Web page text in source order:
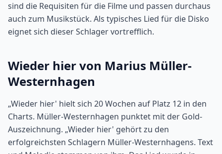
sind die Requisiten für die Filme und passen durchaus
auch zum Musikstück. Als typisches Lied für die Disko
eignet sich dieser Schlager vortrefflich.
Wieder hier von Marius Müller-
Westernhagen
„Wieder hier' hielt sich 20 Wochen auf Platz 12 in den
Charts. Müller-Westernhagen punktet mit der Gold-
Auszeichnung. „Wieder hier' gehört zu den
erfolgreichsten Schlagern Müller-Westernhagens. Text